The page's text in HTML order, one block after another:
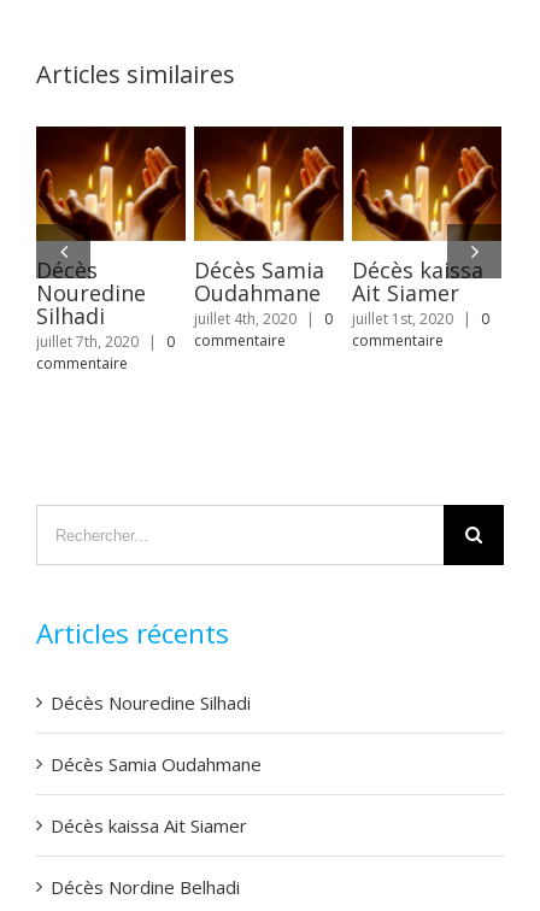
Articles similaires
Décès
Nouredine
Silhadi
juillet 7th, 2020 |
0
commentaire
Décès Samia
Oudahmane
juillet 4th, 2020 |
0
commentaire
Décès kaissa
Ait Siamer
juillet 1st, 2020 |
0
commentaire
Articles récents
Décès Nouredine Silhadi
Décès Samia Oudahmane
Décès kaissa Ait Siamer
Décès Nordine Belhadi